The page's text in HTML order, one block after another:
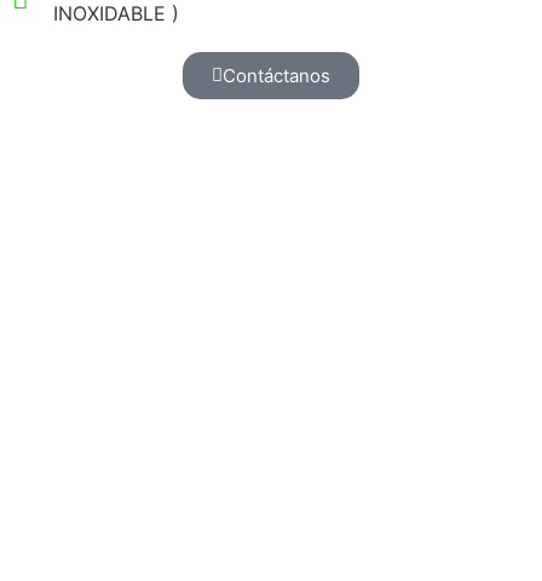
INOXIDABLE )
Contáctanos